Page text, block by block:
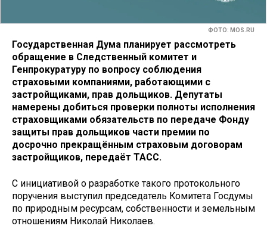
ФОТО: MOS.RU
Государственная Дума планирует рассмотреть
обращение в Следственный комитет и
Генпрокуратуру по вопросу соблюдения
страховыми компаниями, работающими с
застройщиками, прав дольщиков. Депутаты
намерены добиться проверки полноты исполнения
страховщиками обязательств по передаче Фонду
защиты прав дольщиков части премии по
досрочно прекращённым страховым договорам
застройщиков, передаёт ТАСС.
С инициативой о разработке такого протокольного
поручения выступил председатель Комитета Госдумы
по природным ресурсам, собственности и земельным
отношениям Николай Николаев.